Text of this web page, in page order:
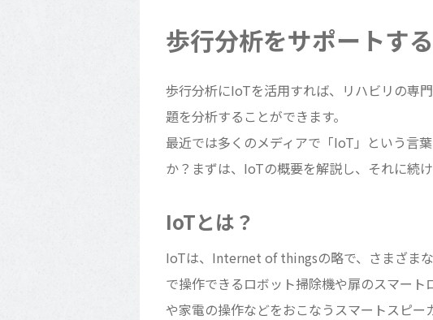
歩行分析をサポートす
歩行分析にIoTを活用すれば、リハビリの専
題を分析することができます。
最近では多くのメディアで「IoT」という言
か？まずは、IoTの概要を解説し、それに続
IoTとは？
IoTは、Internet of thingsの略で、さまざま
で操作できるロボット掃除機や扉のスマー
や家電の操作などをおこなうスマートスピ